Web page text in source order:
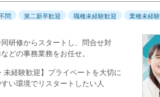
問 第二新卒歓迎 職種未経験歓迎 業種未経
研修からスタートし、問合せ対
どの事務業務をお任せ。
未経験歓迎】プライベートを大切に
い環境でリスタートしたい人